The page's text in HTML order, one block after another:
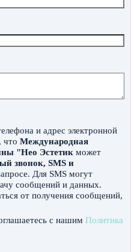
и адрес электронной
что Международная
"Нео Эстетик может
звонок, SMS и
SMS могут
сообщений и данных.
от получения сообщений,
с нашим Политика